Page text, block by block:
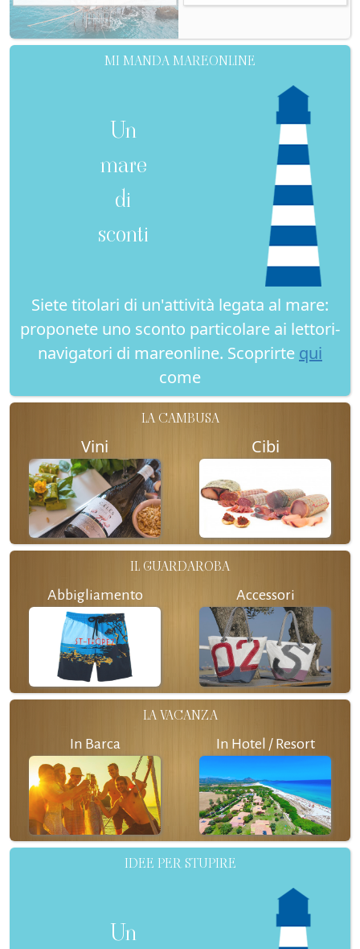
MI MANDA MAREONLINE
Un
mare
di
sconti
Siete titolari di un'attività legata al mare:
proponete uno sconto particolare ai lettori-
navigatori di mareonline. Scoprirte qui
come
LA CAMBUSA
Vini Cibi
IL GUARDAROBA
Abbigliamento Accessori
LA VACANZA
In Barca In Hotel / Resort
IDEE PER STUPIRE
Un